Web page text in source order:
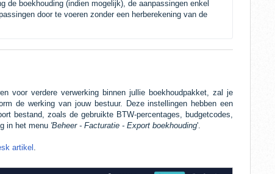
de boekhouding (indien mogelijk), de aanpassingen enkel
door te voeren zonder een herberekening van de
voor verdere verwerking binnen jullie boekhoudpakket, zal je
de werking van jouw bestuur. Deze instellingen hebben een
bestand, zoals de gebruikte BTW-percentages, budgetcodes,
in het menu 'Beheer - Facturatie - Export boekhouding'.
artikel